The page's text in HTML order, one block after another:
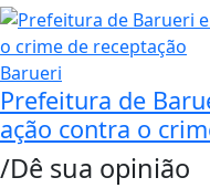
Barueri
Prefeitura de
ação contra o
/Dê sua opinião